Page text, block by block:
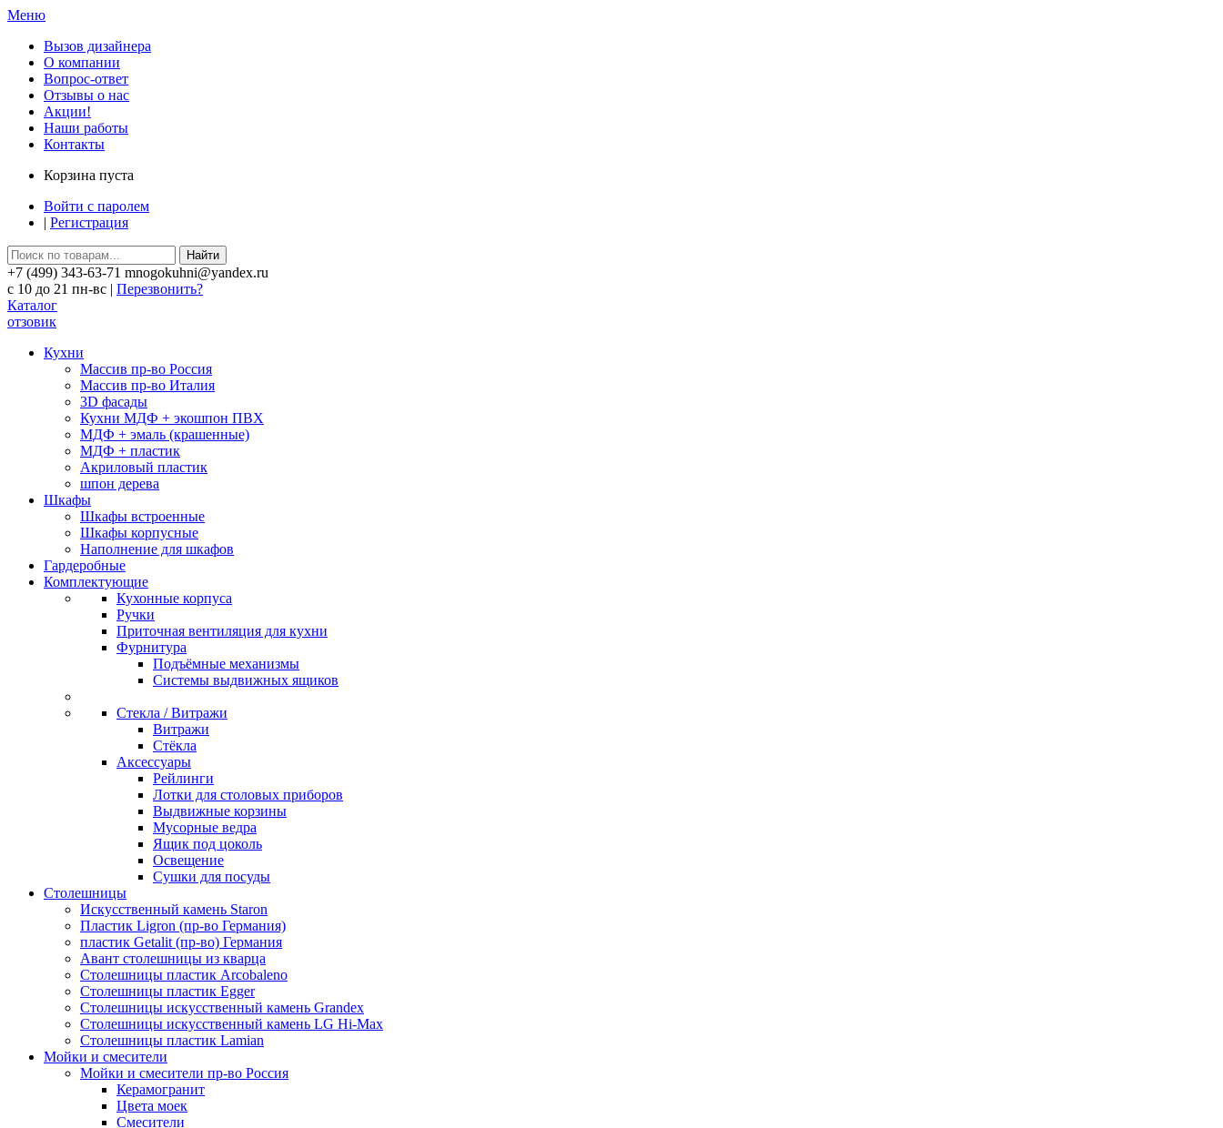
Меню
Вызов дизайнера
О компании
Вопрос-ответ
Отзывы о нас
Акции!
Наши работы
Контакты
Корзина пуста
Войти с паролем
| Регистрация
Найти
+7 (499) 343-63-71 mnogokuhni@yandex.ru
c 10 до 21 пн-вс | Перезвонить?
Каталог
отзовик
Кухни
Массив пр-во Россия
Массив пр-во Италия
3D фасады
Кухни МДФ + экошпон ПВХ
МДФ + эмаль (крашенные)
МДФ + пластик
Акриловый пластик
шпон дерева
Шкафы
Шкафы встроенные
Шкафы корпусные
Наполнение для шкафов
Гардеробные
Комплектующие
Кухонные корпуса
Ручки
Приточная вентиляция для кухни
Фурнитура
Подъёмные механизмы
Системы выдвижных ящиков
Стекла / Витражи
Витражи
Стёкла
Аксессуары
Рейлинги
Лотки для столовых приборов
Выдвижные корзины
Мусорные ведра
Ящик под цоколь
Освещение
Сушки для посуды
Столешницы
Искусственный камень Staron
Пластик Ligron (пр-во Германия)
пластик Getalit (пр-во) Германия
Авант столешницы из кварца
Столешницы пластик Arcobaleno
Столешницы пластик Egger
Столешницы искусственный камень Grandex
Столешницы искусственный камень LG Hi-Max
Столешницы пластик Lamian
Мойки и смесители
Мойки и смесители пр-во Россия
Керамогранит
Цвета моек
Смесители